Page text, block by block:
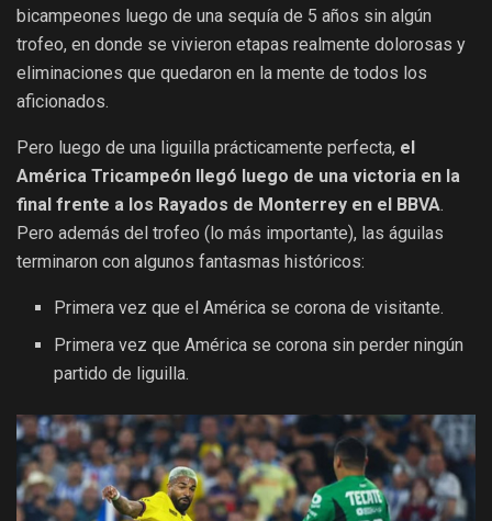
bicampeones luego de una sequía de 5 años sin algún
trofeo, en donde se vivieron etapas realmente dolorosas y
eliminaciones que quedaron en la mente de todos los
aficionados.
Pero luego de una liguilla prácticamente perfecta, el
América Tricampeón llegó luego de una victoria en la
final frente a los Rayados de Monterrey en el BBVA.
Pero además del trofeo (lo más importante), las águilas
terminaron con algunos fantasmas históricos:
Primera vez que el América se corona de visitante.
Primera vez que América se corona sin perder ningún
partido de liguilla.